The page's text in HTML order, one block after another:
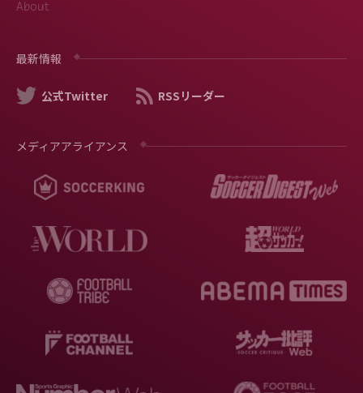
About
最新情報
公式Twitter RSSリーダー
メディアアライアンス